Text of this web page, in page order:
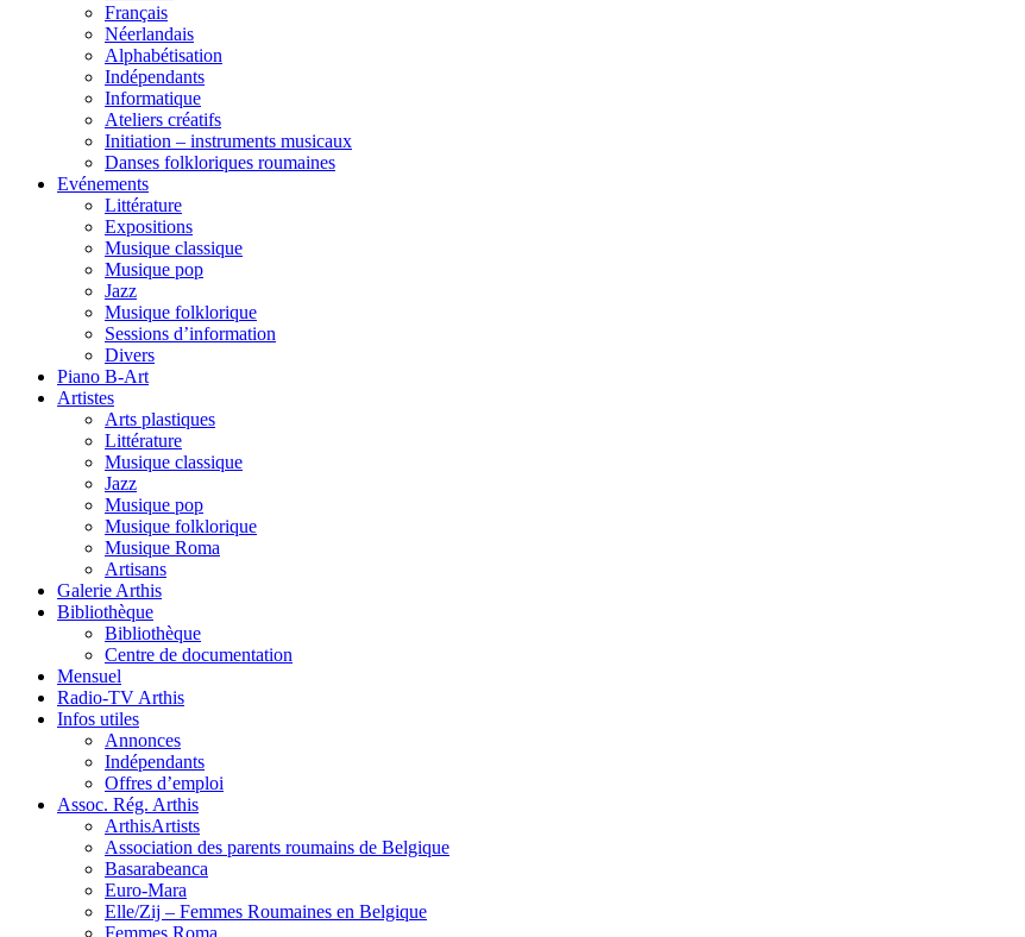
Français
Néerlandais
Alphabétisation
Indépendants
Informatique
Ateliers créatifs
Initiation – instruments musicaux
Danses folkloriques roumaines
Evénements
Littérature
Expositions
Musique classique
Musique pop
Jazz
Musique folklorique
Sessions d’information
Divers
Piano B-Art
Artistes
Arts plastiques
Littérature
Musique classique
Jazz
Musique pop
Musique folklorique
Musique Roma
Artisans
Galerie Arthis
Bibliothèque
Bibliothèque
Centre de documentation
Mensuel
Radio-TV Arthis
Infos utiles
Annonces
Indépendants
Offres d’emploi
Assoc. Rég. Arthis
ArthisArtists
Association des parents roumains de Belgique
Basarabeanca
Euro-Mara
Elle/Zij – Femmes Roumaines en Belgique
Femmes Roma